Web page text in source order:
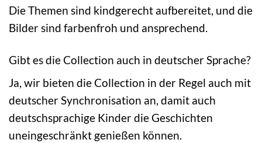
Die Themen sind kindgerecht aufbereitet, und die
Bilder sind farbenfroh und ansprechend.
Gibt es die Collection auch in deutscher Sprache?
Ja, wir bieten die Collection in der Regel auch mit
deutscher Synchronisation an, damit auch
deutschsprachige Kinder die Geschichten
uneingeschränkt genießen können.